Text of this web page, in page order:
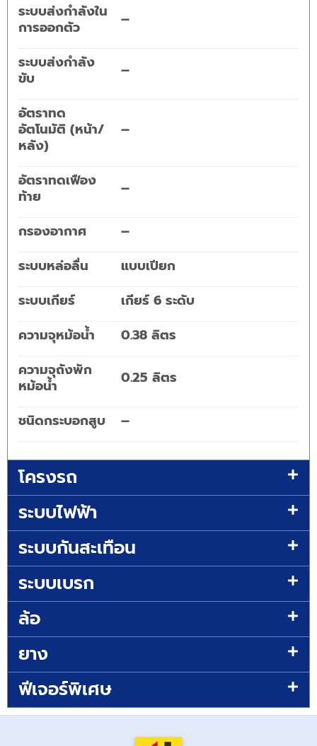
ระบบส่งกำลังใน
การออกตัว
–
ระบบส่งกำลัง
ขับ
–
อัตราทด
อัตโนมัติ (หน้า/
หลัง)
–
อัตราทดเฟือง
ท้าย
–
กรองอากาศ
–
ระบบหล่อลื่น
แบบเปียก
ระบบเกียร์
เกียร์ 6 ระดับ
ความจุหม้อน้ำ
0.38 ลิตร
ความจุถังพัก
หม้อน้ำ
0.25 ลิตร
ชนิดกระบอกสูบ –
โครงรถ
ระบบไฟฟ้า
ระบบกันสะเทือน
ระบบเบรก
ล้อ
ยาง
ฟีเจอร์พิเศษ